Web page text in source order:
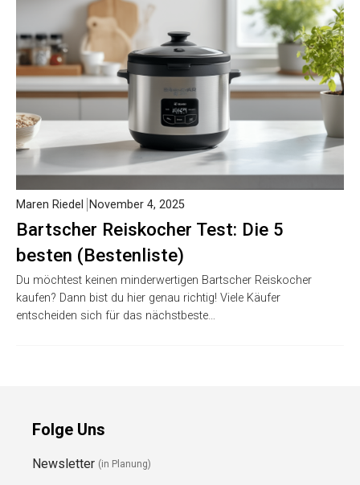
Bartscher Reiskocher Test: Die 5
besten (Bestenliste)
Maren Riedel November 4, 2025
Du möchtest keinen minderwertigen Bartscher Reiskocher
kaufen? Dann bist du hier genau richtig! Viele Käufer
entscheiden sich für das nächstbeste…
Folge Uns
Newsletter (in Planung)